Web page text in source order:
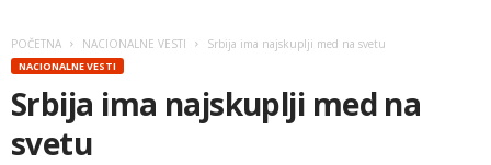
POČETNA NACIONALNE VESTI Srbija ima najskuplji med na svetu
NACIONALNE VESTI
Srbija ima najskuplji med na
svetu